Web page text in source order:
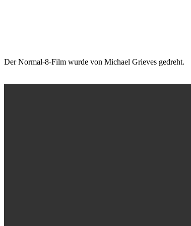
Der Normal-8-Film wurde von Michael Grieves gedreht.